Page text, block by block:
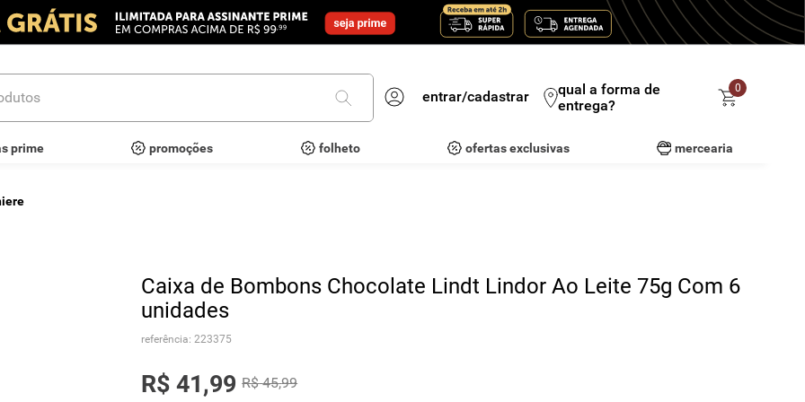
entrar/cadastrar
qual a forma de
entrega?
0
prime promoções folheto ofertas exclusivas mercearia
Caixa de Bombons Chocolate Lindt Lindor Ao Leite 75g Com 6
unidades
referência:223375
R$ 41,99 R$ 45,99